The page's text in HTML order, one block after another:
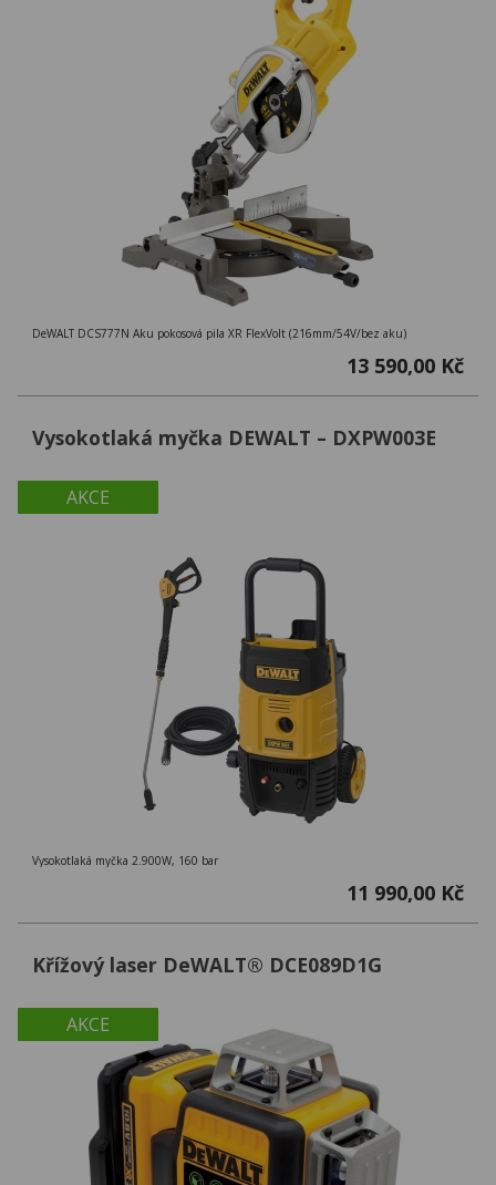
DeWALT DCS777N Aku pokosová pila XR FlexVolt (216mm/54V/bez aku)
13 590,00 Kč
AKCE
Vysokotlaká myčka DEWALT – DXPW003E
Vysokotlaká myčka 2.900W, 160 bar
11 990,00 Kč
AKCE
Křížový laser DeWALT® DCE089D1G